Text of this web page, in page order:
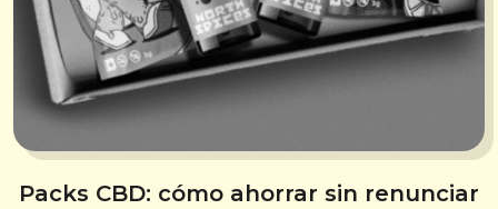
Packs CBD: cómo ahorrar sin renunciar